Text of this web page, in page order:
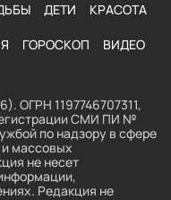
ДЕТИ КРАСОТА
ГОРОСКОП ВИДЕО
ОГРН 1197746707311,
СМИ ПИ №
по надзору в сфере
массовых
не несет
Редакция не